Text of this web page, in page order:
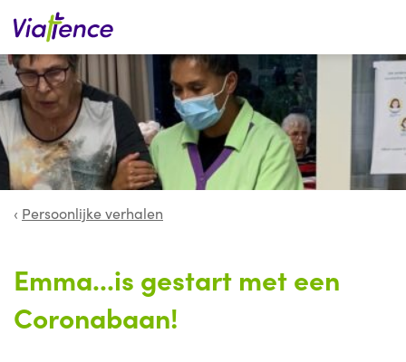
Zoeken
Persoonlijke verhalen
Emma...is gestart met een
Coronabaan!